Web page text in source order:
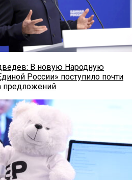
В новую Народную
России» поступило почти
предложений